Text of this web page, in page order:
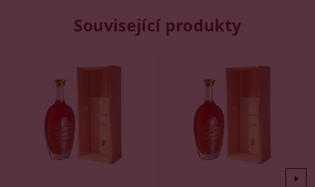
Související produkty